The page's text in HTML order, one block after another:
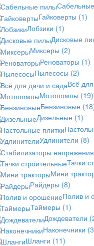
Гайковерты (1)
Лобзики (1)
Дисковые
Миксеры (2)
Реноваторы (1)
Пылесосы (2)
Всё
Мотопомпы (19)
Бензиновые
Дизельные (1)
Удлинители (8)
Тачки
Мини
Райдеры (8)
Полив и
Таймеры (1)
Дождеватели
Наконечники
Шланги (11)